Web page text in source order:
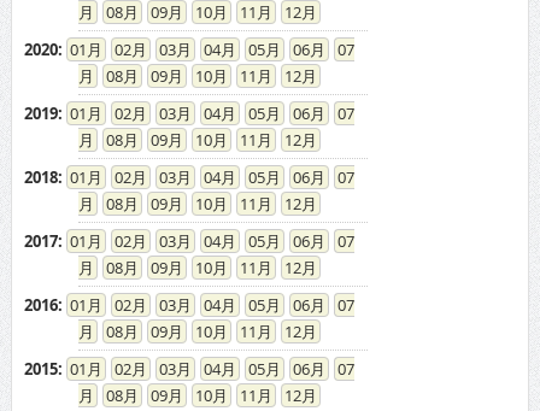
08
09 10 11
12
2020: 01 02 03 04 05 06
07
08
09 10 11
12
2019: 01 02 03 04 05 06
07
08
09 10 11
12
2018: 01 02 03 04 05 06
07
08
09 10 11
12
2017: 01 02 03 04 05 06
07
08
09 10 11
12
2016: 01 02 03 04 05 06
07
08
09 10 11
12
2015: 01 02 03 04 05 06
07
08
09 10 11
12